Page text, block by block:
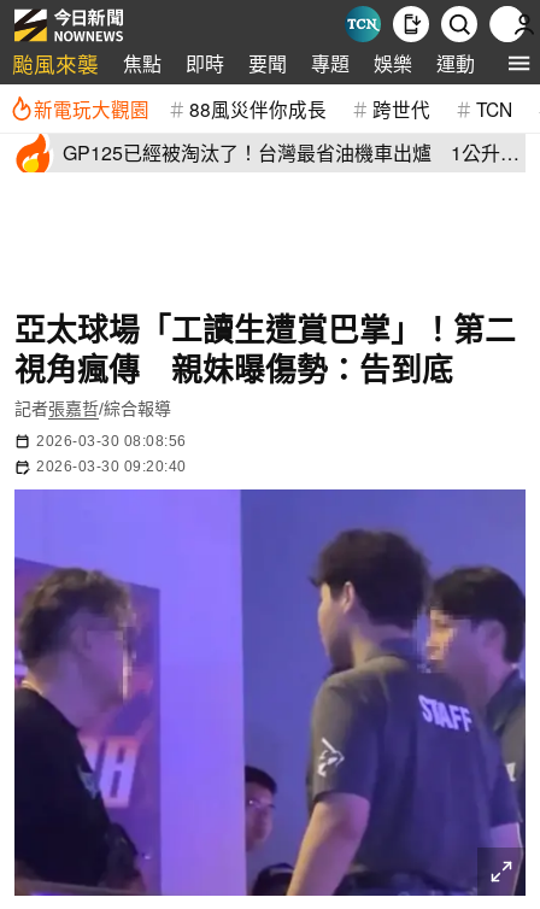
颱風來襲 焦點 即時 要聞 專題 娛樂 運動 全球
新電玩大觀園 88風災伴你成長 跨世代 TCN
GP125已經被淘汰了！台灣最省油機車出爐 1公升油
亞太球場「工讀生遭賞巴掌」！第二
視角瘋傳 親妹曝傷勢：告到底
記者張嘉哲/綜合報導
2026-03-30 08:08:56
2026-03-30 09:20:40